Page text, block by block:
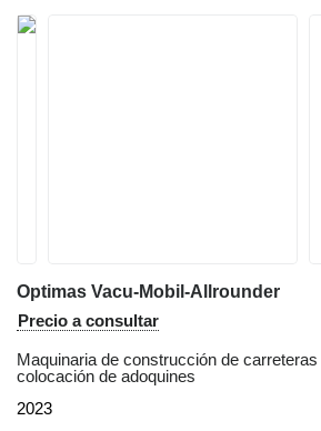
Optimas Vacu-Mobil-Allrounder
Precio a consultar
Maquinaria de construcción de
colocación de adoquines
2023